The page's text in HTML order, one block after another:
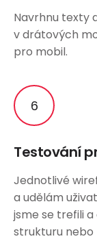
Navrhnu texty
v drátových
pro mobil.
Testování
Jednotlivé
a udělám
jsme se trefili
strukturu nebo